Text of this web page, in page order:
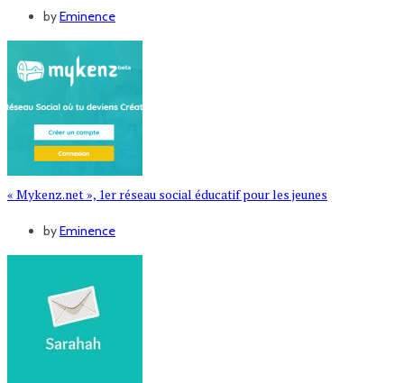
byEminence
« Mykenz.net », 1er réseau social éducatif pour les jeunes
byEminence